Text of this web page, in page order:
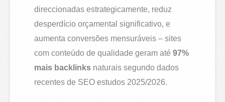
direccionadas estrategicamente, reduz
desperdício orçamental significativo, e
aumenta conversões mensuráveis – sites
com conteúdo de qualidade geram até97%
mais backlinks naturais segundo dados
recentes de SEO estudos 2025/2026.